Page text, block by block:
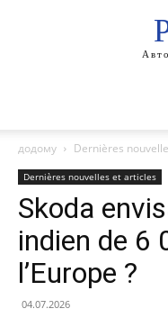
додому Dernières
Dernières nouvelles et articles
Skoda
indien de 6
l’Europe ?
04.07.2026